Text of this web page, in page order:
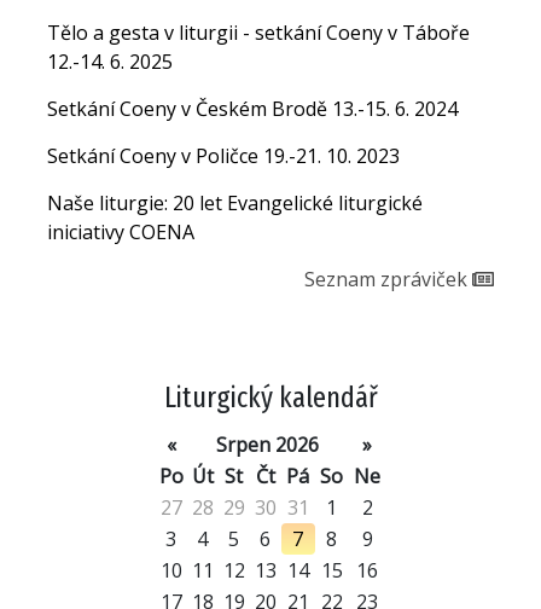
Tělo a gesta v liturgii - setkání Coeny v Táboře
12.-14. 6. 2025
Setkání Coeny v Českém Brodě 13.-15. 6. 2024
Setkání Coeny v Poličce 19.-21. 10. 2023
Naše liturgie: 20 let Evangelické liturgické
iniciativy COENA
Seznam zpráviček
Liturgický kalendář
« Srpen 2026
»
Po Út St Čt Pá So Ne
27 28 29 30 31 1
2
3
4 5 6 7 8
9
10 11 12 13 14 15
16
17 18 19 20 21 22 23